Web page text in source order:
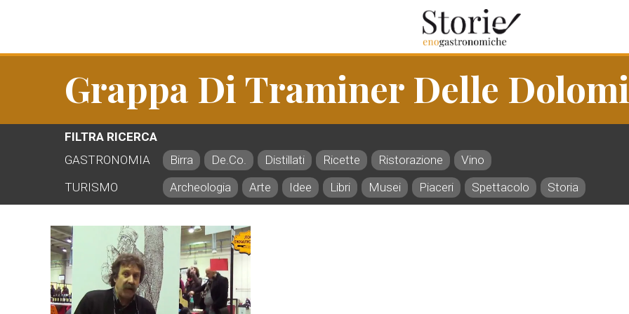
Grappa Di Traminer Delle
FILTRA RICERCA
GASTRONOMIA
Birra De.Co. Distillati Ricette Ristorazione
Vino
TURISMO
Archeologia Arte Idee Libri Musei Piaceri Spettacolo Storia